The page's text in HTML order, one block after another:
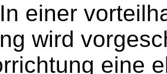
In einer
wird
eine